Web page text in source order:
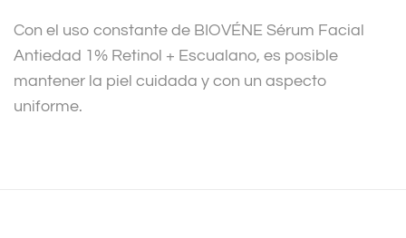
Con el uso constante de BIOVÉNE Sérum Facial
Antiedad 1% Retinol + Escualano, es posible
mantener la piel cuidada y con un aspecto
uniforme.